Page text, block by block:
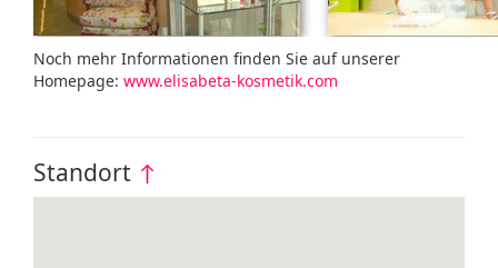
Noch mehr Informationen finden Sie auf unserer
Homepage: www.elisabeta-kosmetik.com
Standort ↑